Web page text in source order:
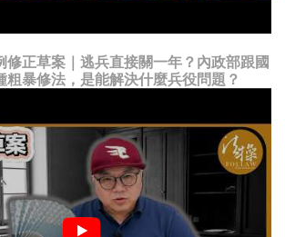
修正草案｜逃兵直接關一年？內政部跟國
粗暴修法，是能解決什麼兵役問題？